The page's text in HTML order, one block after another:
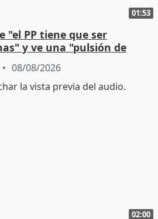
01:53
"el PP tiene que ser
y ve una "pulsión de
08/08/2026
02:00